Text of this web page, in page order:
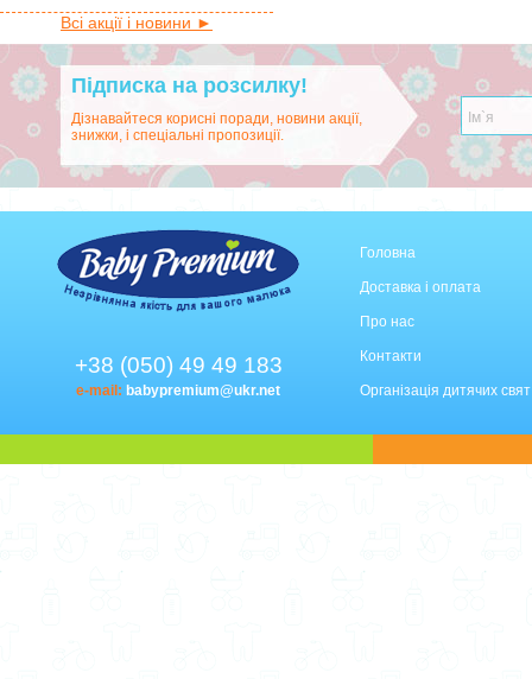
Всі акції і новини ►
Підписка на розсилку!
Дізнавайтеся корисні поради, новини акції,
знижки, і спеціальні пропозиції.
+38 (050) 49 49 183
e-mail: babypremium@ukr.net
Головна
Доставка і оплата
Про нас
Контакти
Організація дитячих свят